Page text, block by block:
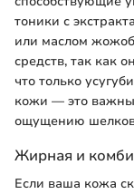
тоники с
или маслом
средств, так как
что только
кожи — это
ощущению
Жирная и
Если ваша кожа